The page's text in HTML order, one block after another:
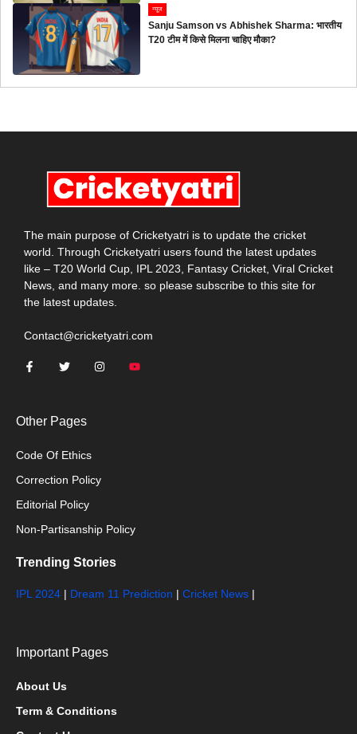
न्यूज
Sanju Samson vs Abhishek Sharma: भारतीय
T20 टीम में किसे मिलना चाहिए मौका?
The main purpose of Cricketyatri is to update the cricket
world. Through Cricketyatri users found the latest updates
like – T20 World Cup, IPL 2023, Fantasy Cricket, Viral Cricket
News, and many more. so please subscribe to this site for
the latest updates.
Contact@cricketyatri.com
Other Pages
Code Of Ethics
Correction Policy
Editorial Policy
Non-Partisanship Policy
Trending Stories
IPL 2024 | Dream 11 Prediction | Cricket News |
Important Pages
About Us
Term & Conditions